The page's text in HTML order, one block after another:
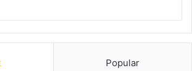
Popular